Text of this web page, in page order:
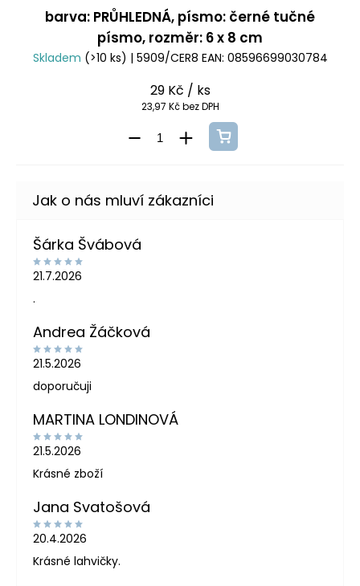
barva: PRŮHLEDNÁ, písmo: černé tučné
písmo, rozměr: 6 x 8 cm
Skladem (>10 ks) | 5909/CER8 EAN: 08596699030784
29 Kč / ks
23,97 Kč bez DPH
Šárka Švábová
21.7.2026
.
Andrea Žáčková
21.5.2026
doporučuji
MARTINA LONDINOVÁ
21.5.2026
Krásné zboží
Jana Svatošová
20.4.2026
Krásné lahvičky.